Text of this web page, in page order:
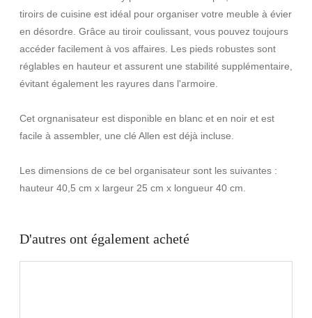
tiroirs de cuisine est idéal pour organiser votre meuble à évier
en désordre. Grâce au tiroir coulissant, vous pouvez toujours
accéder facilement à vos affaires. Les pieds robustes sont
réglables en hauteur et assurent une stabilité supplémentaire,
évitant également les rayures dans l'armoire.
Cet orgnanisateur est disponible en blanc et en noir et est
facile à assembler, une clé Allen est déjà incluse.
Les dimensions de ce bel organisateur sont les suivantes :
hauteur 40,5 cm x largeur 25 cm x longueur 40 cm.
D'autres ont également acheté